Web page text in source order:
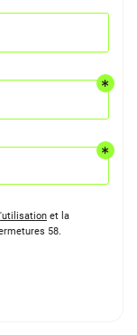
et la
58.